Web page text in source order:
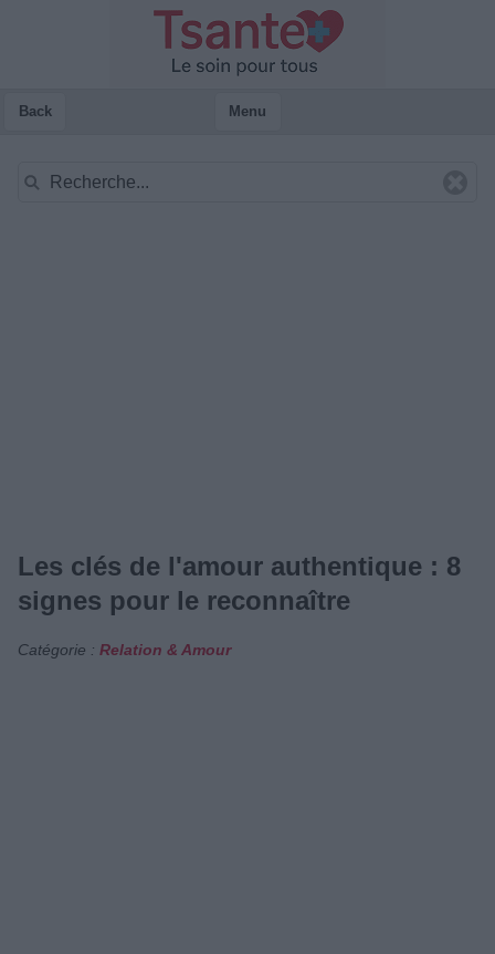
Back Menu
Les clés de l'amour authentique : 8
signes pour le reconnaître
Catégorie : Relation & Amour